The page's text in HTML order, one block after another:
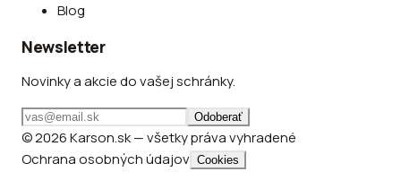
Blog
Newsletter
Novinky a akcie do vašej schránky.
Odoberať
© 2026 Karson.sk — všetky práva vyhradené
Ochrana osobných údajov Cookies